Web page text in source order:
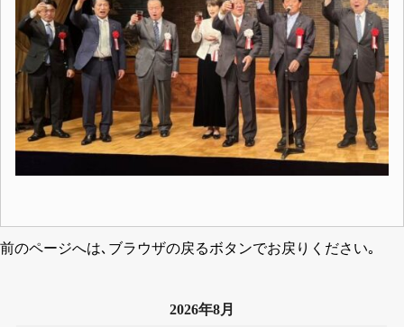
前のページへは､ブラウザの戻るボタンでお戻りください｡
2026年8月